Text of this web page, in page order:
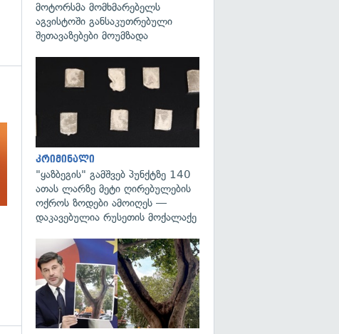
მოტორსმა მომხმარებელს
აგვისტოში განსაკუთრებული
შეთავაზებები მოუმზადა
კრიმინალი
"ყაზბეგის" გამშვებ პუნქტზე 140
ათას ლარზე მეტი ღირებულების
ოქროს ზოდები ამოიღეს —
დაკავებულია რუსეთის მოქალაქე